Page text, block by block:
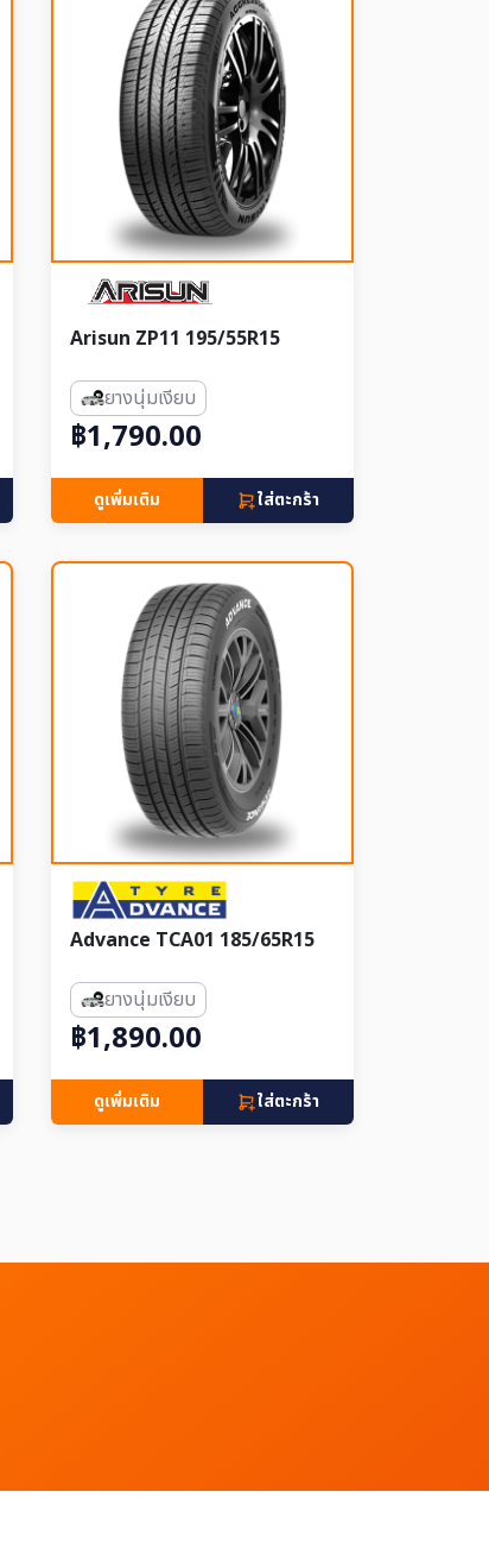
Arisun ZP11 195/55R15
ยางนุ่มเงียบ
฿1,790.00
ดูเพิ่มเติม ใส่ตะกร้า
Advance TCA01 185/65R15
ยางนุ่มเงียบ
฿1,890.00
ดูเพิ่มเติม ใส่ตะกร้า